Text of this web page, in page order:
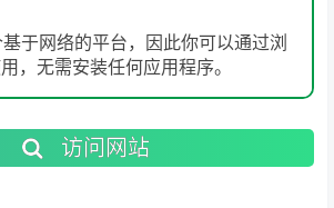
于网络的平台，因此你可以通过浏
，无需安装任何应用程序。
访问网站